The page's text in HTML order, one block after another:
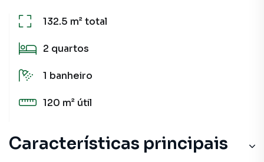
132.5 m²total
2 quartos
1 banheiro
120 m² útil
Características principais